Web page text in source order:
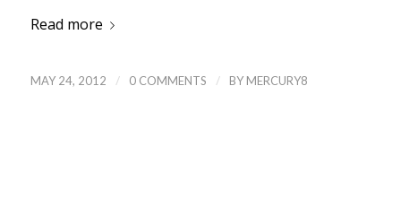
Read more
MAY 24, 2012 / 0 COMMENTS / BY MERCURY8